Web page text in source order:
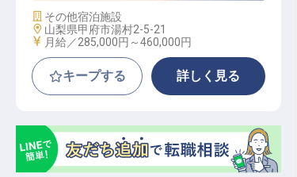
施設業態
その他宿泊施設
勤務地
山梨県甲府市湯村2-5-21
給与
月給／285,000円～460,000円
キープする 詳しく見る